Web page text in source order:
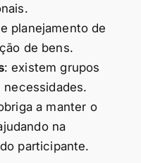
planejamento de
de bens.
: existem grupos
a manter o
na
participante.